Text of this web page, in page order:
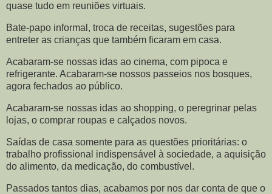
quase tudo em reuniões virtuais.
Bate-papo informal, troca de receitas, sugestões para
entreter as crianças que também ficaram em casa.
Acabaram-se nossas idas ao cinema, com pipoca e
refrigerante. Acabaram-se nossos passeios nos bosques,
agora fechados ao público.
Acabaram-se nossas idas ao shopping, o peregrinar pelas
lojas, o comprar roupas e calçados novos.
Saídas de casa somente para as questões prioritárias: o
trabalho profissional indispensável à sociedade, a aquisição
do alimento, da medicação, do combustível.
Passados tantos dias, acabamos por nos dar conta de que o